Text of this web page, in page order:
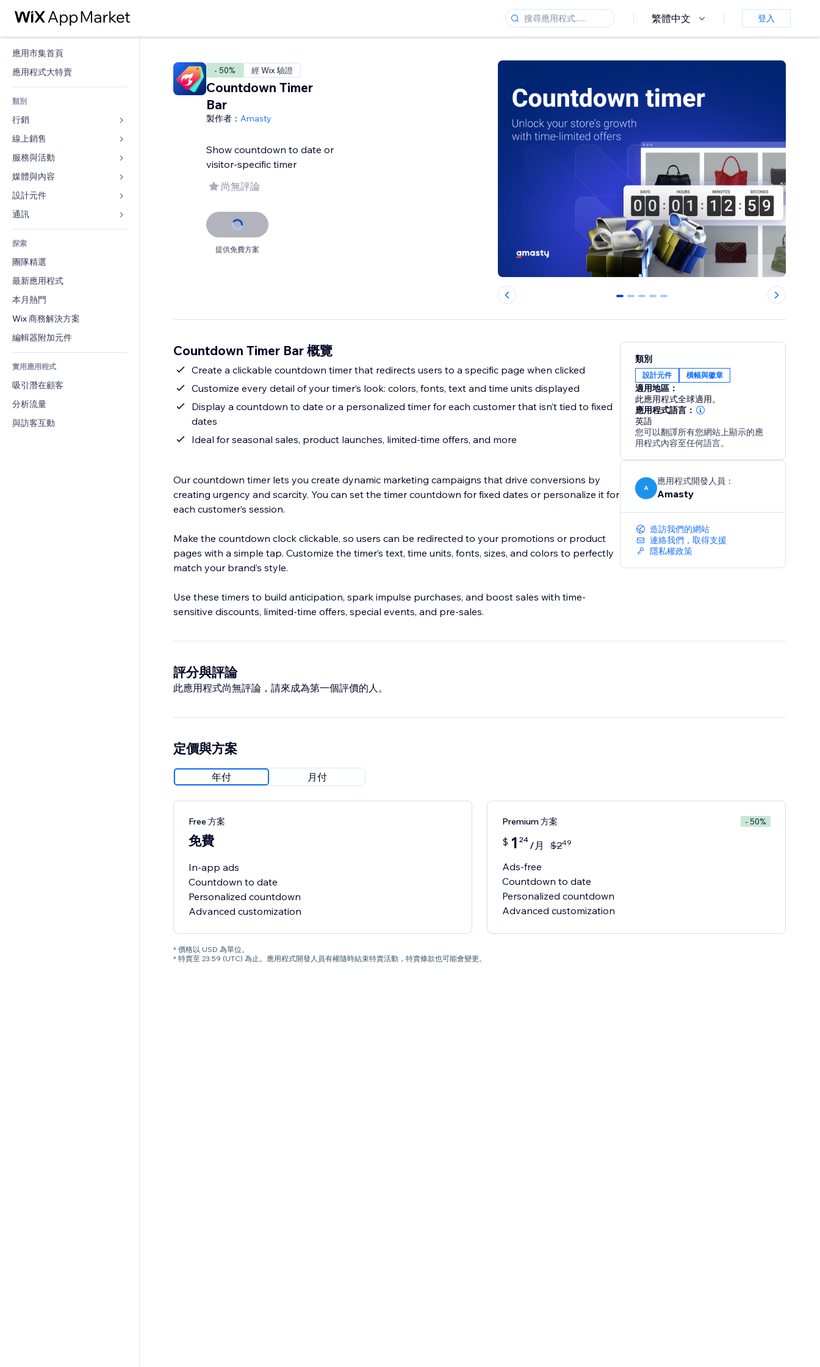
繁體中文 登入
應用市集首頁
應用程式大特賣
類別
行銷
廣告
行動裝置
分析
社交
發佈網站
電子郵件
轉換率
線上銷售
商店應用程式
出貨與送貨
付款按鈕
網路課程
會計
優惠券與酬賓計劃
倉儲解決方案
廠商直送
食品及飲料
服務與活動
旅館
活動
餐廳
不動產
預訂
媒體與內容
圖庫
音樂
Podcast
相片
影片
PDF
檔案分享
新聞
內容服務
設計元件
地圖與導航
隱私與安全性
時鐘
網頁範本
圖片效果
按鈕與選單
橫幅與徽章
計算機
搜尋
天氣
圖表與表格
表單
部落格
投票
聊天
留言
電話
社群
評價與推薦
CRM
探索
團隊精選
最新應用程式
本月熱門
Wix 商務解決方案
編輯器附加元件
實用應用程式
吸引潛在顧客
分析流量
與訪客互動
- 50% 經 Wix 驗證
Countdown Timer
Bar
製作者： Amasty
Show countdown to date or
visitor-specific timer
尚無評論
提供免費方案
0 1 2 3 4
Countdown Timer Bar 概覽
Create a clickable countdown timer that redirects users to a specific page when clicked
Customize every detail of your timer’s look: colors, fonts, text and time units displayed
Display a countdown to date or a personalized timer for each customer that isn’t tied to fixed
dates
Ideal for seasonal sales, product launches, limited-time offers, and more
Our countdown timer lets you create dynamic marketing campaigns that drive conversions by
creating urgency and scarcity. You can set the timer countdown for fixed dates or personalize it for
each customer’s session.
Make the countdown clock clickable, so users can be redirected to your promotions or product
pages with a simple tap. Customize the timer’s text, time units, fonts, sizes, and colors to perfectly
match your brand’s style.
Use these timers to build anticipation, spark impulse purchases, and boost sales with time-
sensitive discounts, limited-time offers, special events, and pre-sales.
類別
設計元件 橫幅與徽章
適用地區：
此應用程式全球適用。
應用程式語言：
英語
您可以翻譯所有您網站上顯示的應
用程式內容至任何語言。
A
應用程式開發人員：
Amasty
造訪我們的網站
連絡我們，取得支援
隱私權政策
評分與評論
此應用程式尚無評論，請來成為第一個評價的人。
定價與方案
年付 月付
Free 方案
免費
In-app ads
Countdown to date
Personalized countdown
Premium 方案 - 50%
$ 1 24 /月 $249
Ads-free
Countdown to date
Personalized countdown
Advanced customization
* 價格以 USD 為單位。
* 特賣至 23:59 (UTC) 為止。應用程式開發人員有權隨時結束特賣活動，特賣條款也可能會變更。